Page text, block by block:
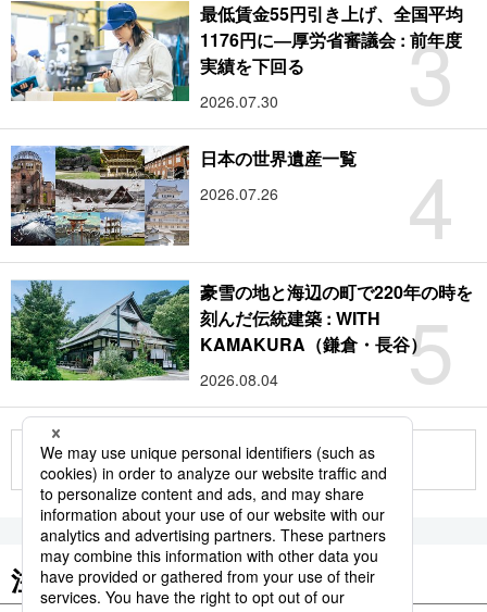
3
最低賃金55円引き上げ、全国平均
1176円に―厚労省審議会 : 前年度
実績を下回る
2026.07.30
4
日本の世界遺産一覧
2026.07.26
5
豪雪の地と海辺の町で220年の時を
刻んだ伝統建築 : WITH
KAMAKURA（鎌倉・長谷）
2026.08.04
もっと見る
注目のキーワード